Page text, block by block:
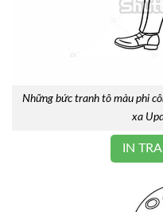
Những bức tranh tô màu phi
xa
IN